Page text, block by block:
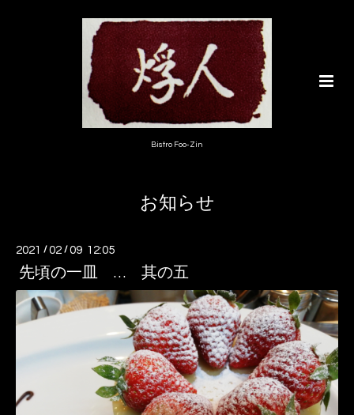
Bistro Foo-Zin
お知らせ
2021 /02 /09 12:05
先頃の一皿 … 其の五